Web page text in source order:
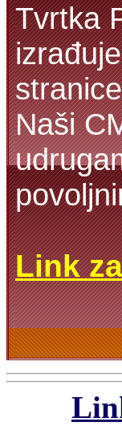
Tvrtka
Naši
Link